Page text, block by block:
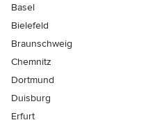
Basel
Bielefeld
Braunschweig
Chemnitz
Dortmund
Duisburg
Erfurt